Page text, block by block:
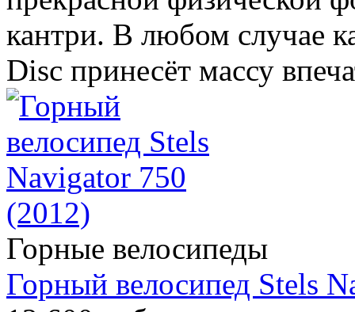
кантри. В любом случае
Disc принесёт массу
Горные велосипеды
Горный велосипед Stels